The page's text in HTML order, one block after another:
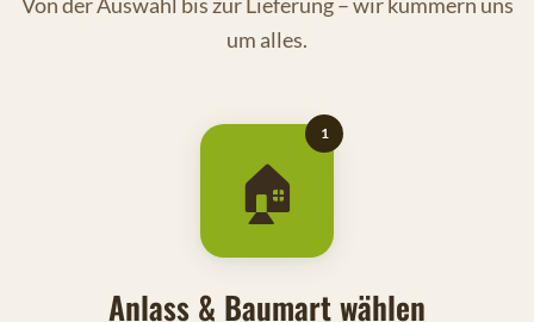
um alles.
🏠
1
Anlass & Baumart wählen